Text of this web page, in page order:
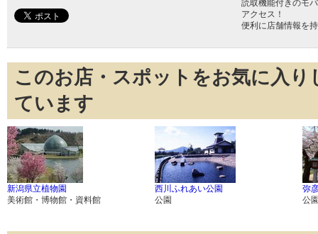
読取機能付きのモ
アクセス！
便利に店舗情報を
このお店・スポットをお気に入
ています
新潟県立植物園
美術館・博物館・資料館
西川ふれあい公園
公園
弥
公